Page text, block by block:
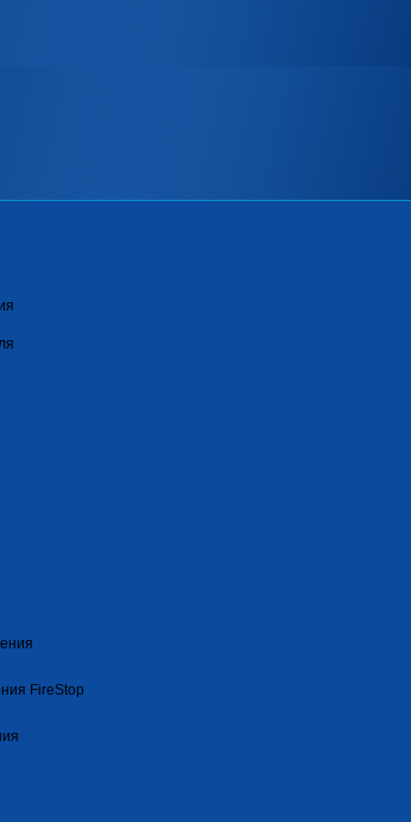
FireStop